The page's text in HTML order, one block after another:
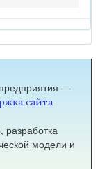
—
сайта
модели и